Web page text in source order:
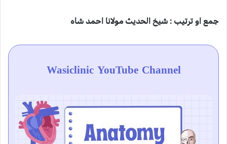
جمع او ترتیب : شیخ الحدیث مولانا احمد شاه
Wasiclinic YouTube Channel